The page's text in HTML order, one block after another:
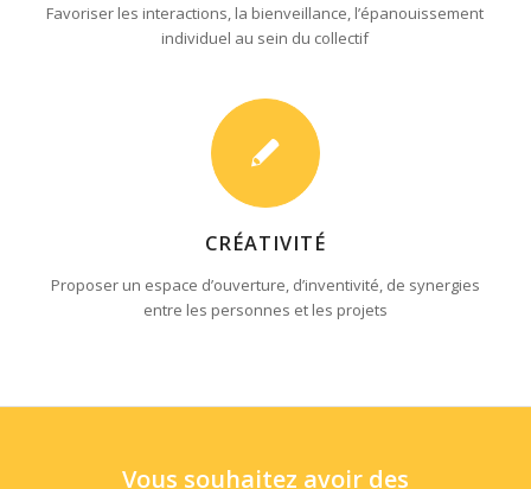
Favoriser les interactions, la bienveillance, l’épanouissement
individuel au sein du collectif
CRÉATIVITÉ
Proposer un espace d’ouverture, d’inventivité, de synergies
entre les personnes et les projets
Vous souhaitez avoir des